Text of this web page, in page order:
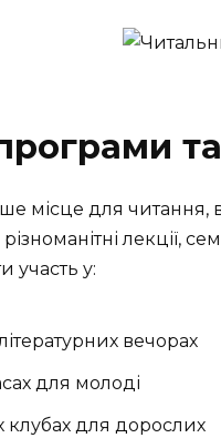
місце для читання,
лекції,
участь у:
вечорах
для молоді
клубах для дорослих